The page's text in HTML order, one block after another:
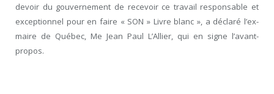
devoir du gouvernement de recevoir ce travail responsable et
exceptionnel pour en faire « SON » Livre blanc », a déclaré l’ex-
maire de Québec, Me Jean Paul L’Allier, qui en signe l’avant-
propos.